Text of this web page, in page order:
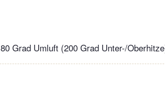
Grad Umluft (200 Grad Unter-/